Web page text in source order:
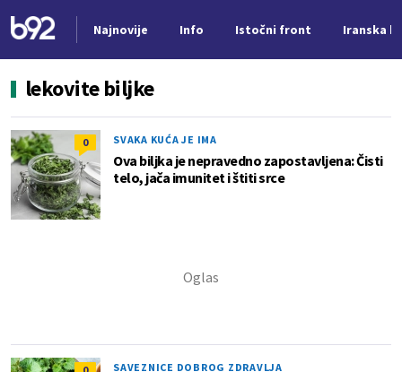
Najnovije Info Istočni front Iranska
lekovite biljke
0 SVAKA KUĆA JE IMA
Ova biljka je nepravedno zapostavljena: Čisti
telo, jača imunitet i štiti srce
SAVEZNICE DOBROG ZDRAVLJA